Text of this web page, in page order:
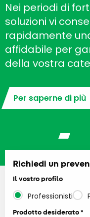
Nei periodi di
soluzioni vi
rapidamente
affidabile per
della vostra
Per saperne di più
Richiedi un
Il vostro profilo
Professionisti
Prodotto desiderato